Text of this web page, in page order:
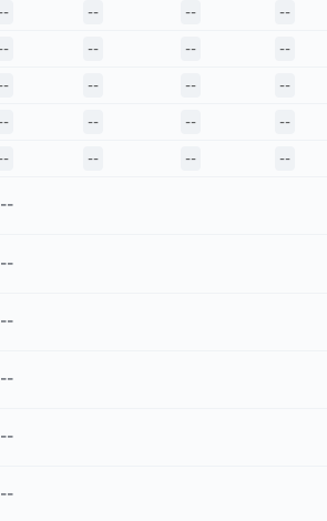
-- -- --
-- -- --
-- -- --
-- -- --
-- -- --
--
--
--
--
--
--